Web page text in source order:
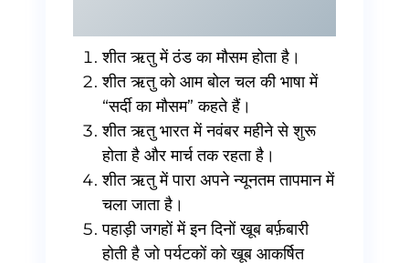
शीत ऋतु में ठंड का मौसम होता है।
शीत ऋतु को आम बोल चल की भाषा में
“सर्दी का मौसम” कहते हैं।
शीत ऋतु भारत में नवंबर महीने से शुरू
होता है और मार्च तक रहता है।
शीत ऋतु में पारा अपने न्यूनतम तापमान में
चला जाता है।
पहाड़ी जगहों में इन दिनों खूब बर्फ़बारी
होती है जो पर्यटकों को खूब आकर्षित